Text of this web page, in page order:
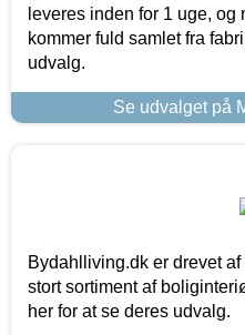
leveres inden for 1 uge, og
kommer fuld samlet fra
udvalg.
Se udvalget på
Bydahlliving.dk er drevet
stort sortiment af
her for at se deres udvalg.